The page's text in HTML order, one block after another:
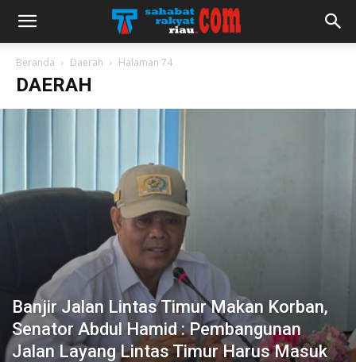
Beranda Daerah Halaman 74
DAERAH
Banjir Jalan Lintas Timur Makan Korban,
Senator Abdul Hamid : Pembangunan
Jalan Layang Lintas Timur Harus Masuk